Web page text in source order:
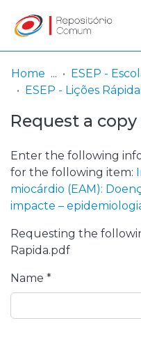
& Collections
Browse repository
Entities
Log
In
(current)
Home
ESEP - Lições
Request a
Enter the following
for the following item:
miocárdio (EAM):
impacte –
Requesting the
Rapida.pdf
Name *